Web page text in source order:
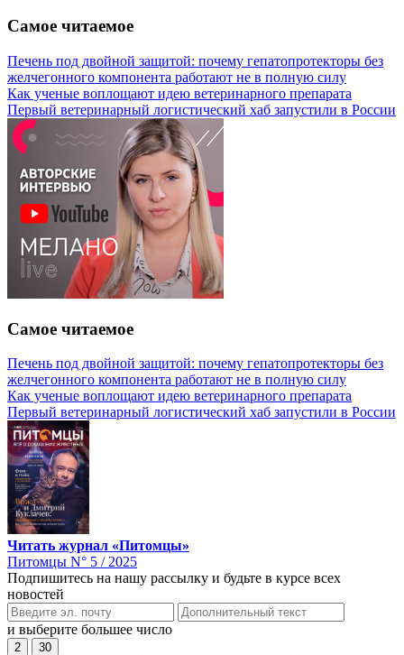
Самое читаемое
Печень под двойной защитой: почему гепатопротекторы без
желчегонного компонента работают не в полную силу
Как ученые воплощают идею ветеринарного препарата
Первый ветеринарный логистический хаб запустили в России
Самое читаемое
Печень под двойной защитой: почему гепатопротекторы без
желчегонного компонента работают не в полную силу
Как ученые воплощают идею ветеринарного препарата
Первый ветеринарный логистический хаб запустили в России
Читать журнал «Питомцы»
Питомцы N° 5 / 2025
Подпишитесь на нашу рассылку и будьте в курсе всех
новостей
и выберите большее число
2 30